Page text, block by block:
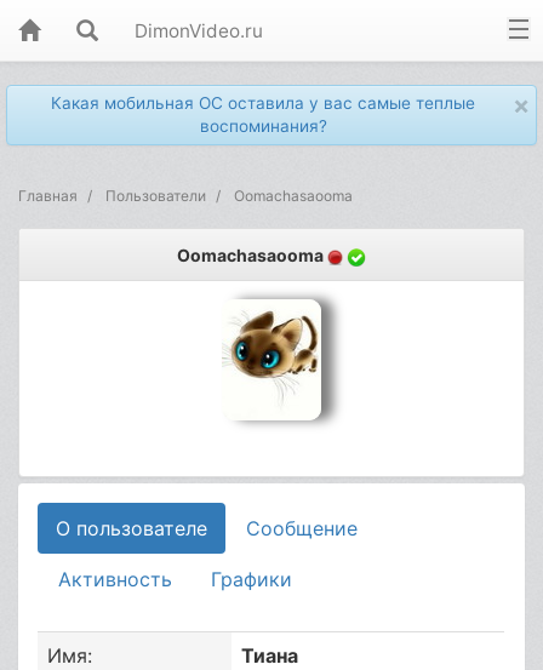
DimonVideo.ru
×
Какая мобильная ОС оставила у вас самые теплые
воспоминания?
Главная Пользователи Oomachasaooma
Oomachasaooma
О пользователе Сообщение
Активность Графики
Имя:
Тиана